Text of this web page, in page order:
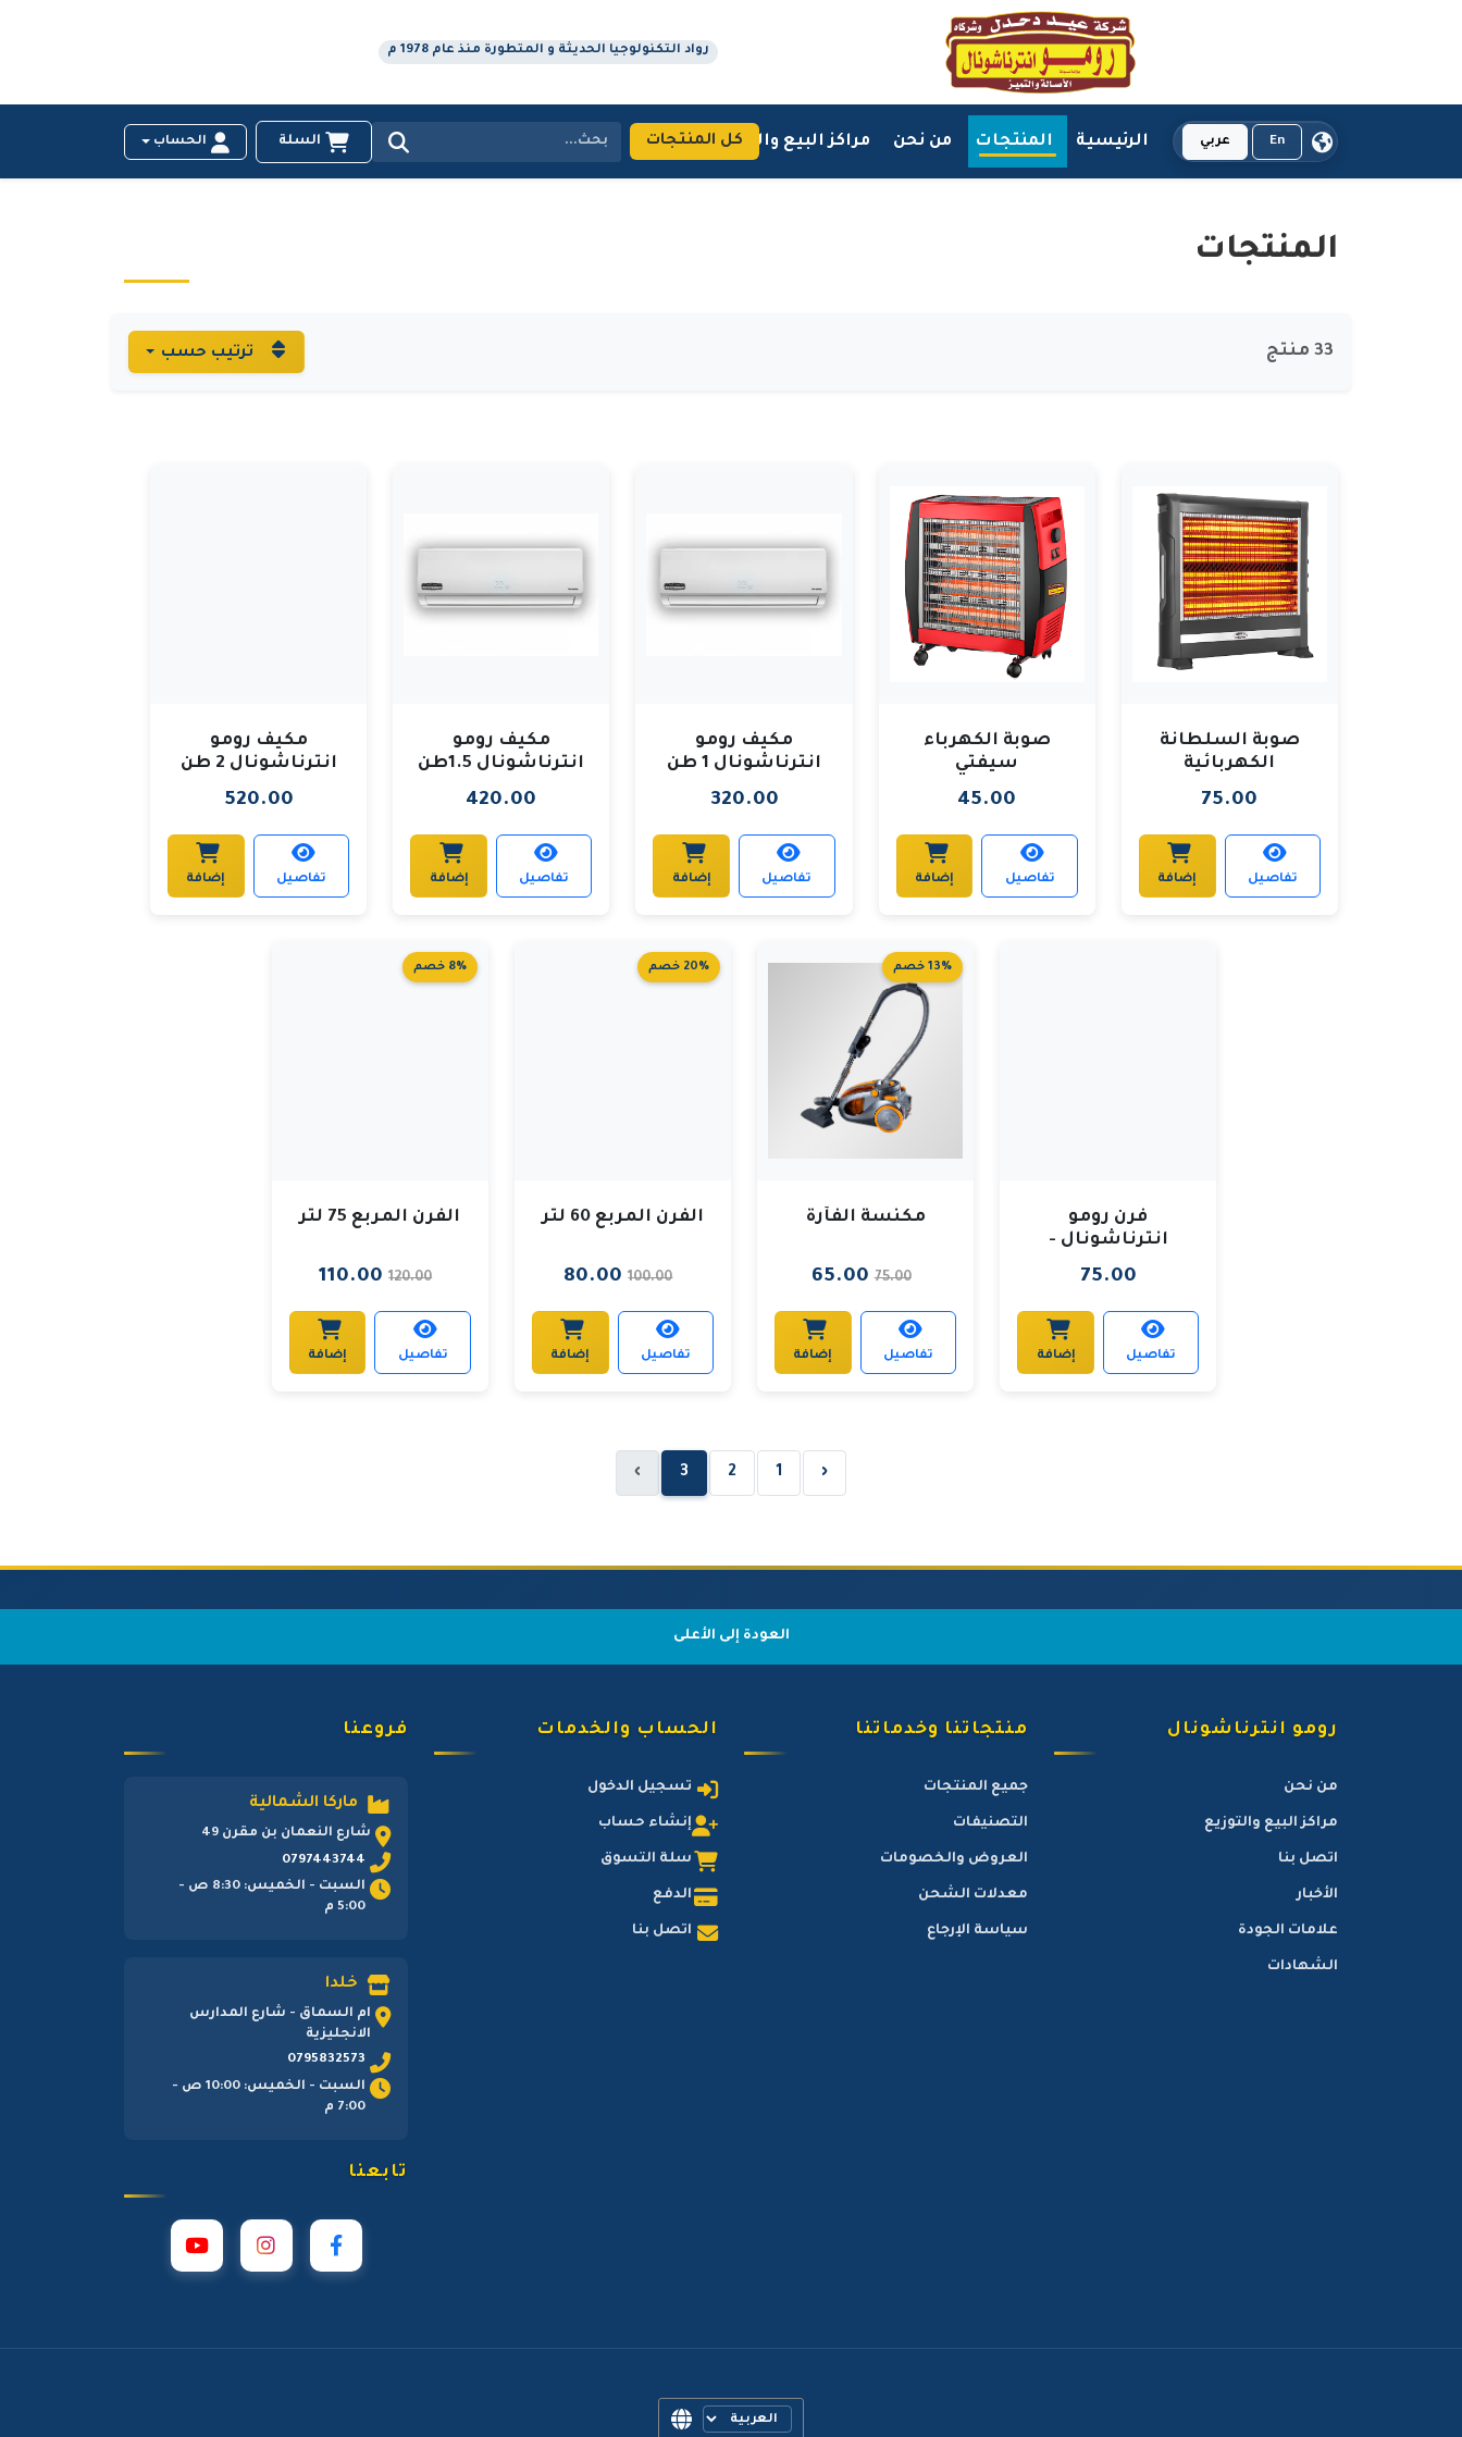
رواد التكنولوجيا الحديثة و المتطورة منذ عام 1978 م
En عربي الرئيسية المنتجات من نحن مراكز البيع والتوزيع اتصل بنا
كل المنتجات السلة الحساب
المنتجات
33 منتج ترتيب حسب
صوبة السلطانة
الكهربائية
75.00
تفاصيل إضافة
صوبة الكهرباء
سيفتي
45.00
تفاصيل إضافة
مكيف رومو
انترناشونال 1 طن
320.00
تفاصيل إضافة
مكيف رومو
انترناشونال 1.5طن
420.00
تفاصيل إضافة
مكيف رومو
انترناشونال 2 طن
520.00
تفاصيل إضافة
فرن رومو
انترناشونال -
السلطان الدائري .
75.00
تفاصيل إضافة
13% خصم
مكنسة الفأرة
75.00
65.00
تفاصيل إضافة
20% خصم
الفرن المربع 60 لتر
100.00
80.00
تفاصيل إضافة
8% خصم
الفرن المربع 75 لتر
120.00
110.00
تفاصيل إضافة
‹
1
2
3
›
العودة إلى الأعلى
رومو انترناشونال
من نحن
مراكز البيع والتوزيع
اتصل بنا
الأخبار
علامات الجودة
الشهادات
منتجاتنا وخدماتنا
جميع المنتجات
التصنيفات
العروض والخصومات
معدلات الشحن
سياسة الإرجاع
الحساب والخدمات
تسجيل الدخول
إنشاء حساب
سلة التسوق
الدفع
اتصل بنا
فروعنا
ماركا الشمالية
شارع النعمان بن مقرن 49
0797443744
السبت - الخميس: 8:30 ص -
5:00 م
خلدا
ام السماق - شارع المدارس
الانجليزية
0795832573
السبت - الخميس: 10:00 ص -
7:00 م
تابعنا